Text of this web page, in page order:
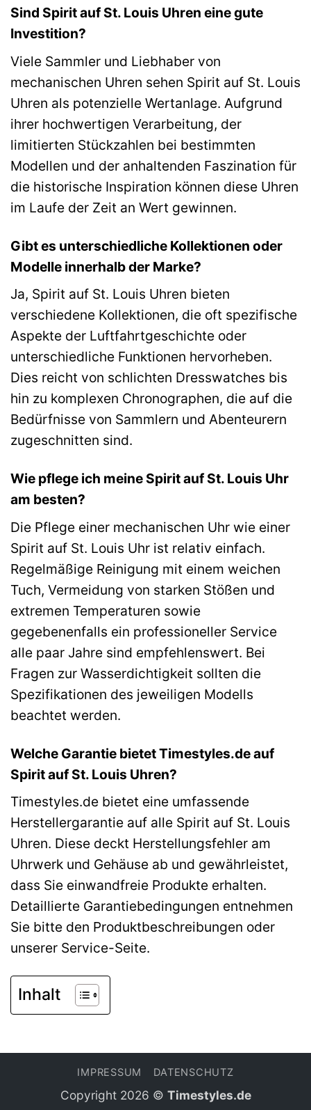
Sind Spirit auf St. Louis Uhren eine gute
Investition?
Viele Sammler und Liebhaber von
mechanischen Uhren sehen Spirit auf St. Louis
Uhren als potenzielle Wertanlage. Aufgrund
ihrer hochwertigen Verarbeitung, der
limitierten Stückzahlen bei bestimmten
Modellen und der anhaltenden Faszination für
die historische Inspiration können diese Uhren
im Laufe der Zeit an Wert gewinnen.
Gibt es unterschiedliche Kollektionen oder
Modelle innerhalb der Marke?
Ja, Spirit auf St. Louis Uhren bieten
verschiedene Kollektionen, die oft spezifische
Aspekte der Luftfahrtgeschichte oder
unterschiedliche Funktionen hervorheben.
Dies reicht von schlichten Dresswatches bis
hin zu komplexen Chronographen, die auf die
Bedürfnisse von Sammlern und Abenteurern
zugeschnitten sind.
Wie pflege ich meine Spirit auf St. Louis Uhr
am besten?
Die Pflege einer mechanischen Uhr wie einer
Spirit auf St. Louis Uhr ist relativ einfach.
Regelmäßige Reinigung mit einem weichen
Tuch, Vermeidung von starken Stößen und
extremen Temperaturen sowie
gegebenenfalls ein professioneller Service
alle paar Jahre sind empfehlenswert. Bei
Fragen zur Wasserdichtigkeit sollten die
Spezifikationen des jeweiligen Modells
beachtet werden.
Welche Garantie bietet Timestyles.de auf
Spirit auf St. Louis Uhren?
Timestyles.de bietet eine umfassende
Herstellergarantie auf alle Spirit auf St. Louis
Uhren. Diese deckt Herstellungsfehler am
Uhrwerk und Gehäuse ab und gewährleistet,
dass Sie einwandfreie Produkte erhalten.
Detaillierte Garantiebedingungen entnehmen
Sie bitte den Produktbeschreibungen oder
unserer Service-Seite.
Inhalt
IMPRESSUM DATENSCHUTZ
Copyright 2026 © Timestyles.de